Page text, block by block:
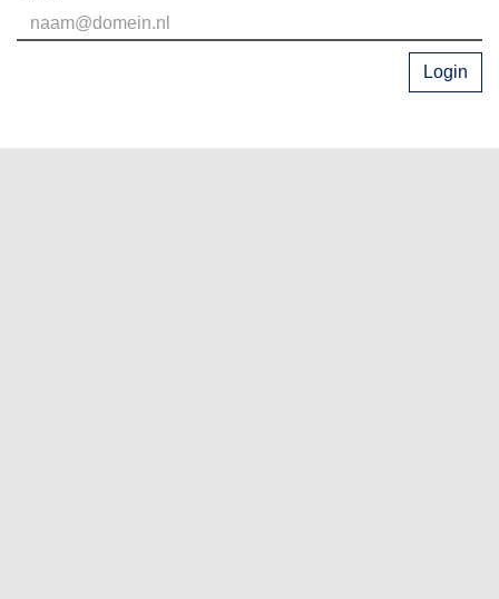
Login